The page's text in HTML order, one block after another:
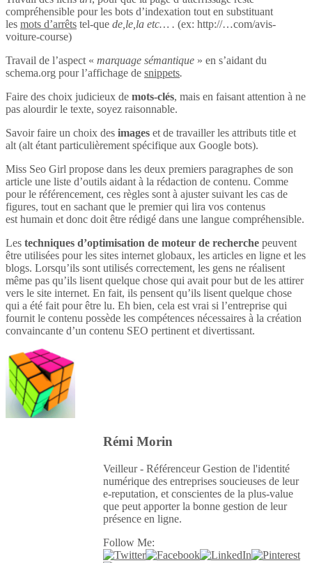
compréhensible pour les bots d’indexation tout en substituant
les mots d’arrêts tel-que de,le,la etc… . (ex: http://…com/avis-
voiture-course)
Travail de l’aspect « marquage sémantique » en s’aidant du
schema.org pour l’affichage de snippets.
Faire des choix judicieux de mots-clés, mais en faisant attention à ne
pas alourdir le texte, soyez raisonnable.
Savoir faire un choix des images et de travailler les attributs title et
alt (alt étant particulièrement spécifique aux Google bots).
Miss Seo Girl propose dans les deux premiers paragraphes de son
article une liste d’outils aidant à la rédaction de contenu. Comme
pour le référencement, ces règles sont à ajuster suivant les cas de
figures, tout en sachant que le premier qui lira vos contenus
est humain et donc doit être rédigé dans une langue compréhensible.
Les techniques d’optimisation de moteur de recherche peuvent
être utilisées pour les sites internet globaux, les articles en ligne et les
blogs. Lorsqu’ils sont utilisés correctement, les gens ne réalisent
même pas qu’ils lisent quelque chose qui avait pour but de les attirer
vers le site internet. En fait, ils pensent qu’ils lisent quelque chose
qui a été fait pour être lu. Eh bien, cela est vrai si l’entreprise qui
fournit le contenu possède les compétences nécessaires à la création
convaincante d’un contenu SEO pertinent et divertissant.
Rémi Morin
Veilleur - Référenceur Gestion de l'identité
numérique des entreprises soucieuses de leur
e-reputation, et conscientes de la plus-value
que peut apporter la bonne gestion de leur
présence en ligne.
Follow Me: